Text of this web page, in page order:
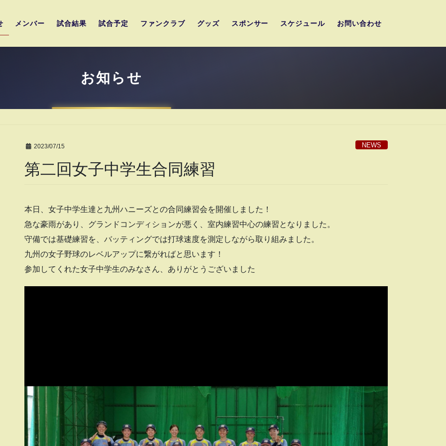
メンバー 試合結果 試合予定 ファンクラブ グッズ スポンサー スケジュール お問い合わせ
お知らせ
2023/07/15 NEWS
第二回女子中学生合同練習
本日、女子中学生達と九州ハニーズとの合同練習会を開催しました！
急な豪雨があり、グランドコンディションが悪く、室内練習中心の練習となりました。
守備では基礎練習を、バッティングでは打球速度を測定しながら取り組みました。
九州の女子野球のレベルアップに繋がればと思います！
参加してくれた女子中学生のみなさん、ありがとうございました